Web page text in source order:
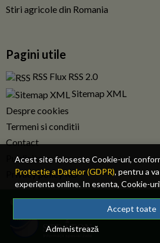
Acest site foloseste Cookie-uri,
Protectie a Datelor (GDPR), pentru a
experienta online. In esenta, Cookie-
imbunatatim continutul de pe site,
experienta online personalizata si mult
folosite doar de site-ul nostru si
AICIpentru detalii despre politica
Accept toate
Administrează
Stiri agricole din Romania
Pagini utile
RSS Flux RSS 2.0
Sitemap XML
Despre cookies
Termeni si conditii
Contact
Publicitate
Privacy policy RO
© 2026 Fiscalitatea.ro. Toate